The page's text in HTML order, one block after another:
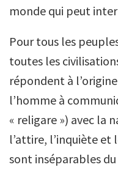
monde qui peut
Pour tous les
toutes les
répondent à
l’homme à
« religare ») avec la
l’attire, l’inquiète et
sont inséparables